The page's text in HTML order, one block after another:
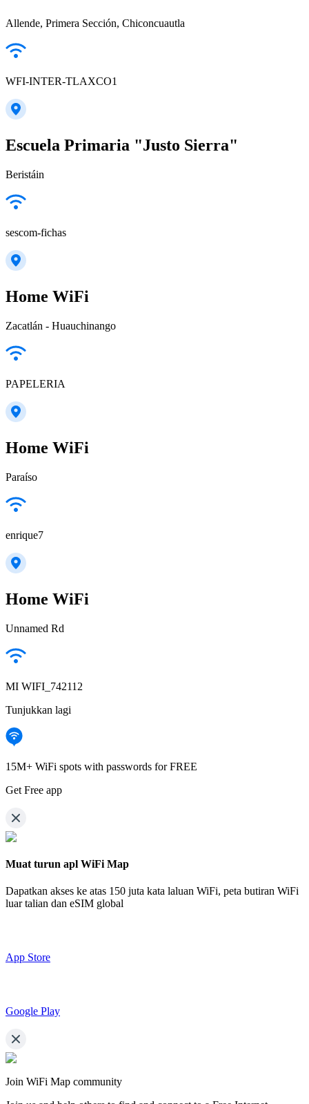
Allende, Primera Sección, Chiconcuautla
WFI-INTER-TLAXCO1
Escuela Primaria "Justo Sierra"
Beristáin
sescom-fichas
Home WiFi
Zacatlán - Huauchinango
PAPELERIA
Home WiFi
Paraíso
enrique7
Home WiFi
Unnamed Rd
MI WIFI_742112
Tunjukkan lagi
15M+ WiFi spots with passwords for FREE
Get Free app
Muat turun apl WiFi Map
Dapatkan akses ke atas 150 juta kata laluan WiFi, peta butiran WiFi
luar talian dan eSIM global
App Store
Google Play
Join WiFi Map community